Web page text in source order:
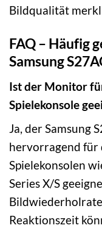
Bildqualität
FAQ – Häufig
Samsung
Ist der Monitor
Spielekonsole
Ja, der Samsung
hervorragend für
Spielekonsolen
Series X/S
Reaktionszeit